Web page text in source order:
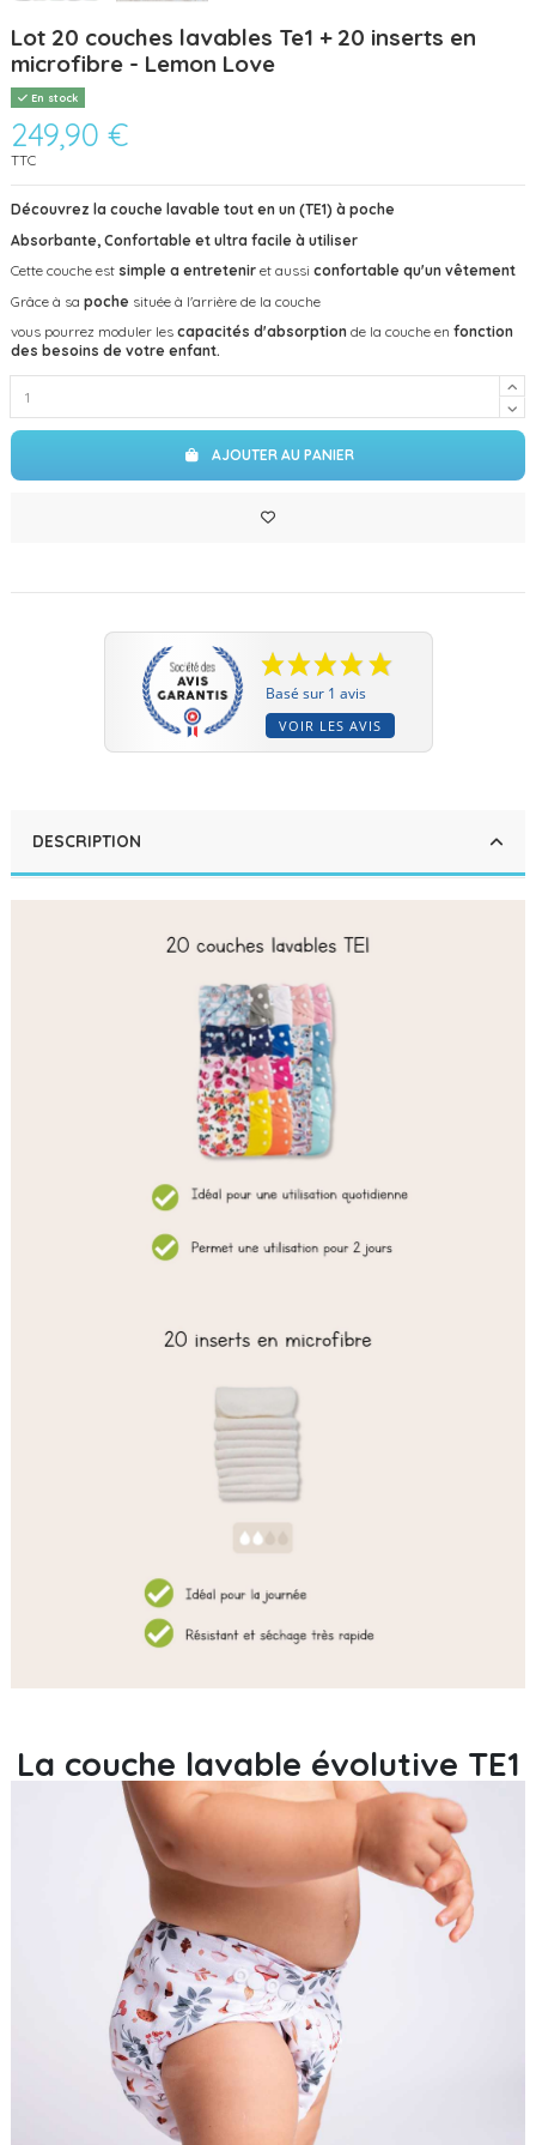
Lot 20 couches lavables Te1 + 20 inserts en
microfibre - Lemon Love
En stock
249,90 €
TTC
Découvrez la couche lavable tout en un (TE1) à poche
Absorbante, Confortable et ultra facile à utiliser
Cette couche est simple a entretenir et aussi confortable qu'un vêtement
Grâce à sa poche située à l'arrière de la couche
vous pourrez moduler les capacités d'absorption de la couche en fonction
des besoins de votre enfant.
AJOUTER AU PANIER
Basé sur 1 avis
VOIR LES AVIS
DESCRIPTION
La couche lavable évolutive TE1